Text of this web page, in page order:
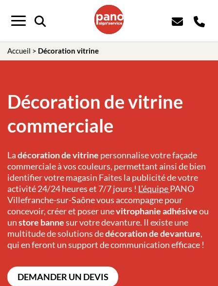
Menu
Accueil > Décoration vitrine
Décoration de vitrine
commerciale
Ladécoration de vitrine personnalise votre façade
commerciale à vos couleurs, permettant ainsi de bien
identifier votre magasin Faites la publicité de votre
activité 24/24 heures et 7/7 jours ! L’équipePANO
Villefranche-sur-Saônevous accompagne pour
concevoir, créer et poser unevitrophanie adhésiveou
unstore bannesur votre devanture. Il existe une
multitude de solutions dedécoration de devanture,
qui en feront un support de communication efficace !
DEMANDER UN DEVIS
Panneau de gestion des cookies